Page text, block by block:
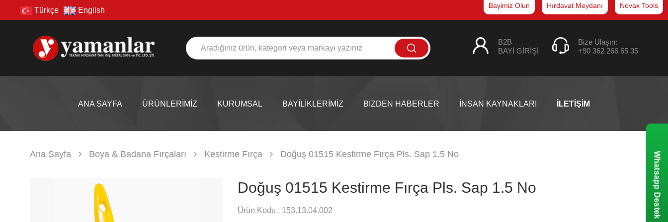
Türkçe English
Bayimiz Olun Hırdavat Meydanı Novax Tools
B2B
BAYİ GİRİŞİ
Bize Ulaşın:
+90 362 266 65 35
ANA SAYFA ÜRÜNLERİMİZ KURUMSAL BAYİLİKLERİMİZ BİZDEN HABERLER İNSAN KAYNAKLARI İLETİŞİM
Ana Sayfa Boya & Badana Fırçaları Kestirme Fırça Doğuş 01515 Kestirme Fırça Pls. Sap 1.5 No
Doğuş 01515 Kestirme Fırça Pls. Sap 1.5 No
Ürün Kodu : 153.13.04.002 Whatsapp Destek